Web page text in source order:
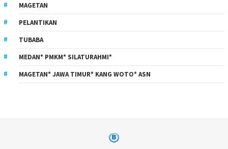
MAGETAN
PELANTIKAN
TUBABA
MEDAN* PMKM* SILATURAHMI*
MAGETAN* JAWA TIMUR* KANG WOTO* ASN